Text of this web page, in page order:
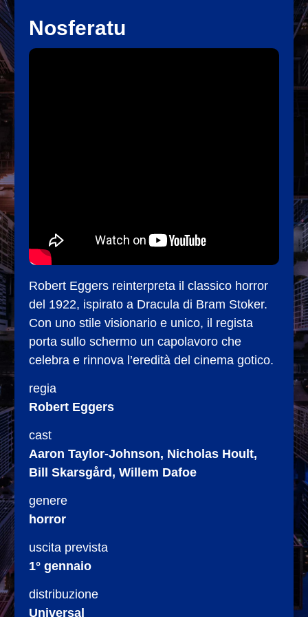
Nosferatu
Robert Eggers reinterpreta il classico horror
del 1922, ispirato a Dracula di Bram Stoker.
Con uno stile visionario e unico, il regista
porta sullo schermo un capolavoro che
celebra e rinnova l’eredità del cinema gotico.
regia
Robert Eggers
cast
Aaron Taylor-Johnson, Nicholas Hoult,
Bill Skarsgård, Willem Dafoe
genere
horror
uscita prevista
1° gennaio
distribuzione
Universal